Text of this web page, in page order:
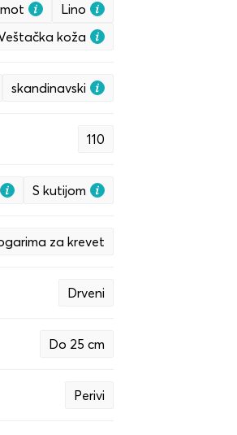
Lino
koža
skandinavski
110
S kutijom
za krevet
Drveni
Do 25 cm
Perivi